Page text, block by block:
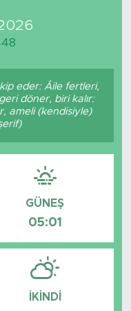
eder: Âile fertleri,
döner, biri kalır:
ameli (kendisiyle)
GÜNEŞ
05:01
İKINDI